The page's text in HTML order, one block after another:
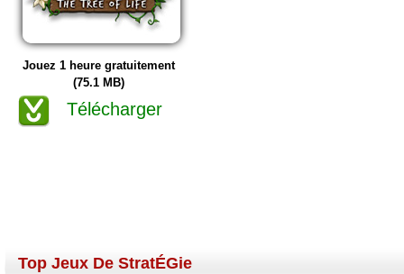
Jouez 1 heure gratuitement
(75.1 MB)
Télécharger
Top Jeux De StratÉGie